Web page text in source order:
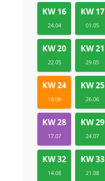
KW 16
24.04
KW 17
01.05
KW 20
22.05
KW 21
29.05
KW 24
19.06
KW 25
26.06
KW 28
17.07
KW 29
24.07
KW 32
14.08
KW 33
21.08